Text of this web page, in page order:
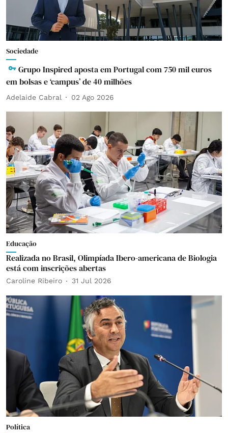
Sociedade
Grupo Inspired aposta em Portugal com 750 mil euros
em bolsas e ‘campus’ de 40 milhões
Adelaide Cabral 02 Ago 2026
Educação
Realizada no Brasil, Olimpíada Ibero-americana de Biologia
está com inscrições abertas
Caroline Ribeiro 31 Jul 2026
Política